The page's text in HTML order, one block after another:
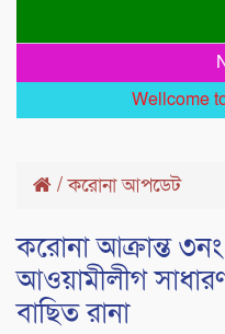
Wellcome to
/করোনা আপডেট
করোনা আক্রান্ত
আওয়ামীলীগ
বাছিত রানা